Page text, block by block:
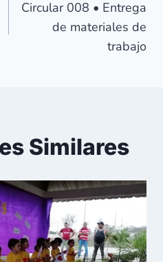
Circular 008 • Entrega
de materiales de
trabajo
Similares